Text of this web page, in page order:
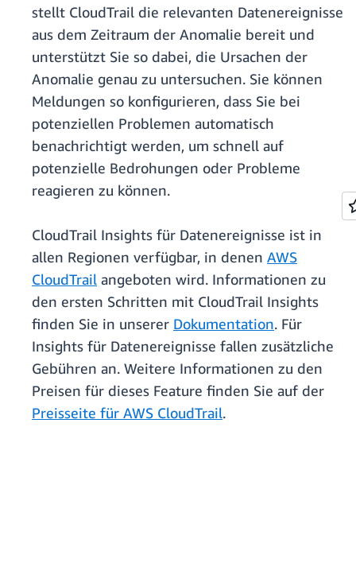
stellt CloudTrail die relevanten Datenereignisse
aus dem Zeitraum der Anomalie bereit und
unterstützt Sie so dabei, die Ursachen der
Anomalie genau zu untersuchen. Sie können
Meldungen so konfigurieren, dass Sie bei
potenziellen Problemen automatisch
benachrichtigt werden, um schnell auf
potenzielle Bedrohungen oder Probleme
reagieren zu können.
CloudTrail Insights für Datenereignisse ist in
allen Regionen verfügbar, in denen AWS
CloudTrail angeboten wird. Informationen zu
den ersten Schritten mit CloudTrail Insights
finden Sie in unserer Dokumentation. Für
Insights für Datenereignisse fallen zusätzliche
Gebühren an. Weitere Informationen zu den
Preisen für dieses Feature finden Sie auf der
Preisseite für AWS CloudTrail.